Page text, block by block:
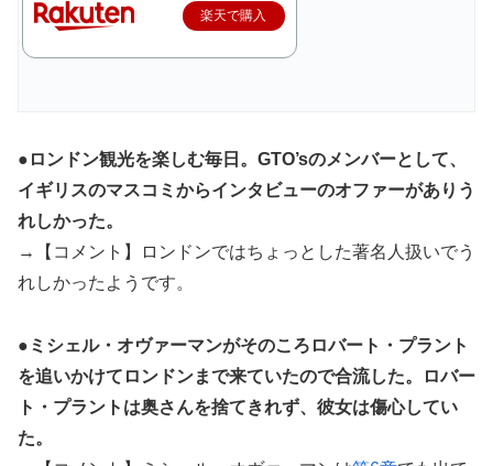
楽天で購入
●ロンドン観光を楽しむ毎日。GTO’sのメンバーとして、
イギリスのマスコミからインタビューのオファーがありう
れしかった。
→【コメント】ロンドンではちょっとした著名人扱いでう
れしかったようです。
●ミシェル・オヴァーマンがそのころロバート・プラント
を追いかけてロンドンまで来ていたので合流した。ロバー
ト・プラントは奥さんを捨てきれず、彼女は傷心してい
た。